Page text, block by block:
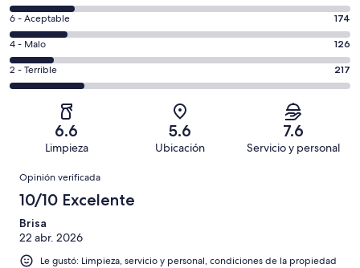
es
decir,
Excelente.
Basada
en
opiniones
de
8,
es
decir,
Bueno.
opiniones
Puntuación
de
6,
es
decir,
Aceptable.
de
1003
opiniones
6 - Aceptable 174
Puntuación
de
4,
Basada
126
de
opiniones
4 - Malo 126
Puntuación
de
Terrible.
Basada
217
de
1003
opiniones
2 - Terrible 217
6.6
Limpieza
5.6
Ubicación
7.6
Servicio y personal
Opiniones
Opinión verificada
10/10 Excelente
Brisa
22 abr. 2026
Le gustó: Limpieza, servicio y personal, condiciones de la propiedad